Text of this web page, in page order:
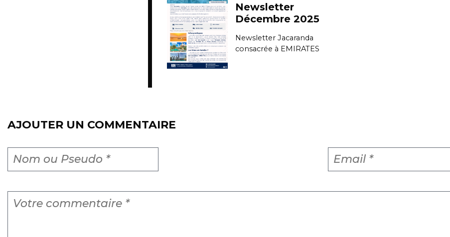
Newsletter
Décembre 2025
Newsletter Jacaranda
consacrée à EMIRATES
AJOUTER UN COMMENTAIRE